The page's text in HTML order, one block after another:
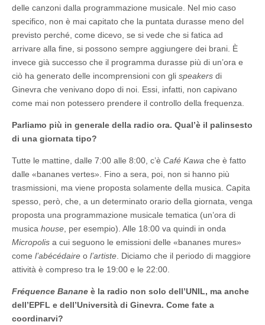
delle canzoni dalla programmazione musicale. Nel mio caso
specifico, non è mai capitato che la puntata durasse meno del
previsto perché, come dicevo, se si vede che si fatica ad
arrivare alla fine, si possono sempre aggiungere dei brani. È
invece già successo che il programma durasse più di un’ora e
ciò ha generato delle incomprensioni con gli speakers di
Ginevra che venivano dopo di noi. Essi, infatti, non capivano
come mai non potessero prendere il controllo della frequenza.
Parliamo più in generale della radio ora. Qual’è il palinsesto
di una giornata tipo?
Tutte le mattine, dalle 7:00 alle 8:00, c’è Café Kawa che è fatto
dalle «bananes vertes». Fino a sera, poi, non si hanno più
trasmissioni, ma viene proposta solamente della musica. Capita
spesso, però, che, a un determinato orario della giornata, venga
proposta una programmazione musicale tematica (un’ora di
musica house, per esempio). Alle 18:00 va quindi in onda
Micropolis a cui seguono le emissioni delle «bananes mures»
come l’abécédaire o l’artiste. Diciamo che il periodo di maggiore
attività è compreso tra le 19:00 e le 22:00.
Fréquence Banane è la radio non solo dell’UNIL, ma anche
dell’EPFL e dell’Università di Ginevra. Come fate a
coordinarvi?